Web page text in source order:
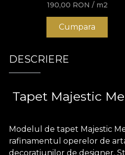
190,00 RON / m2
Cumpara
DESCRIERE
Tapet Majestic
Modelul de tapet Majestic
rafinamentul operelor de
decoratiunilor de designer.